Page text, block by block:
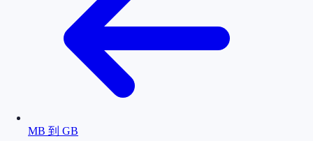
MB 到 GB